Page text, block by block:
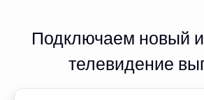
Подключаем новый
телевидение